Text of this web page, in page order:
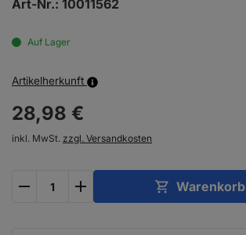
Art-Nr.: 10011562
Auf Lager
Artikelherkunft
28,98 €
inkl. MwSt. zzgl. Versandkosten
Warenkorb